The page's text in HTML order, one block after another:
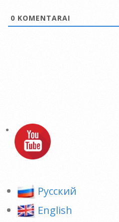
0 KOMENTARAI
Pусский
English